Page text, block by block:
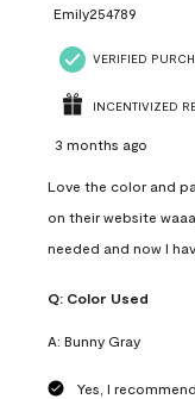
Emily254789
VERIFIED
INCENTIVIZED
3 months ago
Love the color and
on their website
needed and now I
Q: Color Used
A: Bunny Gray
Yes, I